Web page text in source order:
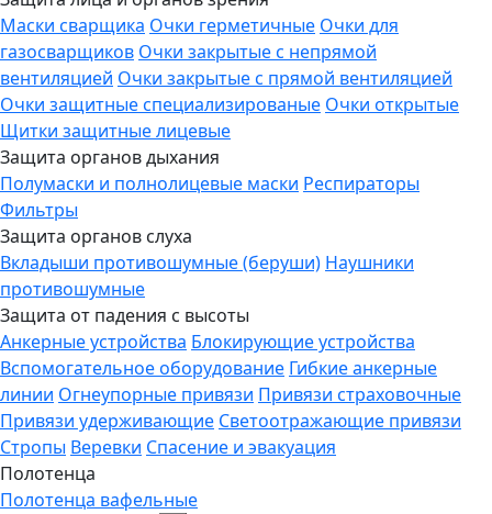
Маски сварщика Очки герметичные Очки для
газосварщиков Очки закрытые с непрямой
вентиляцией Очки закрытые с прямой вентиляцией
Очки защитные специализированые Очки открытые
Щитки защитные лицевые
Защита органов дыхания
Полумаски и полнолицевые маски Респираторы
Фильтры
Защита органов слуха
Вкладыши противошумные (беруши) Наушники
противошумные
Защита от падения с высоты
Анкерные устройства Блокирующие устройства
Вспомогательное оборудование Гибкие анкерные
линии Огнеупорные привязи Привязи страховочные
Привязи удерживающие Светоотражающие привязи
Стропы Веревки Спасение и эвакуация
Полотенца
Полотенца вафельные